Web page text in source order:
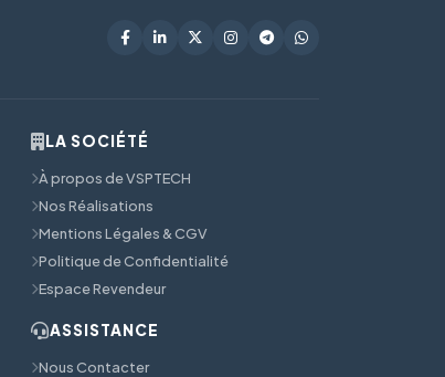
LA SOCIÉTÉ
À propos de VSPTECH
Nos Réalisations
Mentions Légales & CGV
Politique de Confidentialité
Espace Revendeur
ASSISTANCE
Nous Contacter